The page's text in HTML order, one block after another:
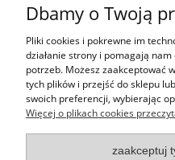
Opis
Opinie o produkcie (0)
Rozmiar pocztówki: 14,8x10,5 cm
Dbamy o Twoją
Pliki cookies i pokrewne im
działanie strony i pomagają
potrzeb. Możesz zaakceptować
tych plików i przejść do sklepu
swoich preferencji, wybierając
Więcej o plikach cookies
zaakceptuj